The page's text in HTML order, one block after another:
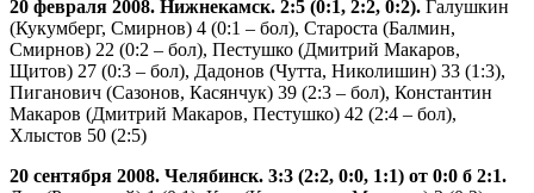
20 февраля 2008. Нижнекамск. 2:5 (0:1, 2:2, 0:2). Галушкин
(Кукумберг, Смирнов) 4 (0:1 – бол), Староста (Балмин,
Смирнов) 22 (0:2 – бол), Пестушко (Дмитрий Макаров,
Щитов) 27 (0:3 – бол), Дадонов (Чутта, Николишин) 33 (1:3),
Пиганович (Сазонов, Касянчук) 39 (2:3 – бол), Константин
Макаров (Дмитрий Макаров, Пестушко) 42 (2:4 – бол),
Хлыстов 50 (2:5)
20 сентября 2008. Челябинск. 3:3 (2:2, 0:0, 1:1) от 0:0 б 2:1.